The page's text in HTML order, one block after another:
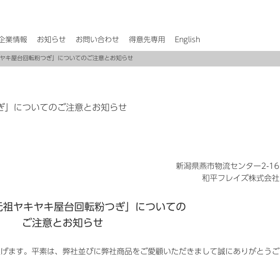
業情報 お知らせ お問い合わせ 得意先専用 English
キ屋台回転粉つぎ」についてのご注意とお知らせ
についてのご注意とお知らせ
新潟県燕市物流センター2-16
和平フレイズ株式会社
祖ヤキヤキ屋台回転粉つぎ」 についての
ご注意とお知らせ
ます。平素は、弊社並びに弊社商品をご愛顧いただきまして誠にありがとうご